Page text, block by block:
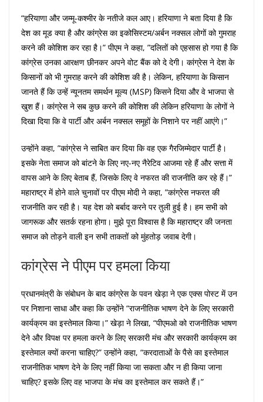
“हरियाणा और जम्मू-कश्मीर के नतीजे कल आए। हरियाणा ने बता दिया है कि
देश का मूड क्या है और कांग्रेस का इकोसिस्टम/अर्बन नक्सल लोगों को गुमराह
करने की कोशिश कर रहा है।” पीएम ने कहा, ”दलितों को एहसास हो गया है कि
कांग्रेस उनका आरक्षण छीनकर अपने वोट बैंक को दे देगी। कांग्रेस ने देश के
किसानों को भी गुमराह करने की कोशिश की है। लेकिन, हरियाणा के किसान
जानते हैं कि उन्हें न्यूनतम समर्थन मूल्य (MSP) किसने दिया और वे भाजपा से
खुश हैं। कांग्रेस ने सब कुछ करने की कोशिश की लेकिन हरियाणा के लोगों ने
दिखा दिया कि वे पार्टी और अर्बन नक्सल समूहों के निशाने पर नहीं आएंगे।”
उन्होंने कहा, ”कांग्रेस ने साबित कर दिया कि वह एक गैरजिम्मेदार पार्टी है।
इसके नेता समाज को बांटने के लिए नए-नए नैरेटिव आजमा रहे हैं और सत्ता में
वापस आने के लिए बेताब हैं, जिसके लिए वे नफरत की राजनीति कर रहे हैं।”
महाराष्ट्र में होने वाले चुनावों पर पीएम मोदी ने कहा, ”कांग्रेस नफरत की
राजनीति कर रही है। यह देश को बर्बाद करने पर तुली हुई है। हम सभी को
जागरूक और सतर्क रहना होगा। मुझे पूरा विश्वास है कि महाराष्ट्र की जनता
समाज को तोड़ने वाली इन सभी ताकतों को मुंहतोड़ जवाब देगी।
कांग्रेस ने पीएम पर हमला किया
प्रधानमंत्री के संबोधन के बाद कांग्रेस के पवन खेड़ा ने एक एक्स पोस्ट में उन
पर निशाना साधा और कहा कि उन्होंने “राजनीतिक भाषण देने के लिए सरकारी
कार्यक्रम का इस्तेमाल किया।” खेड़ा ने लिखा, “पीएमओ को राजनीतिक भाषण
देने और विपक्ष पर हमला करने के लिए सरकारी मंच और सरकारी कार्यक्रम का
इस्तेमाल क्यों करना चाहिए?” उन्होंने कहा, “करदाताओं के पैसे का इस्तेमाल
राजनीतिक भाषण देने के लिए नहीं किया जा सकता और न ही किया जाना
चाहिए? इसके लिए वह भाजपा के मंच का इस्तेमाल कर सकते हैं।”